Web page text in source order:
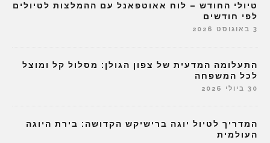
טיולי החודש – לוח אאוטפאנל עם ההמלצות לטיולים
לפי חודשים
3 באוגוסט 2026
התעלומה המדעית של צפון הגולן: מסלול קל ומוצל
לכל המשפחה
30 ביולי 2026
המדריך לטיול יוגה ברישיקש הקדושה: בירת היוגה
העולמית